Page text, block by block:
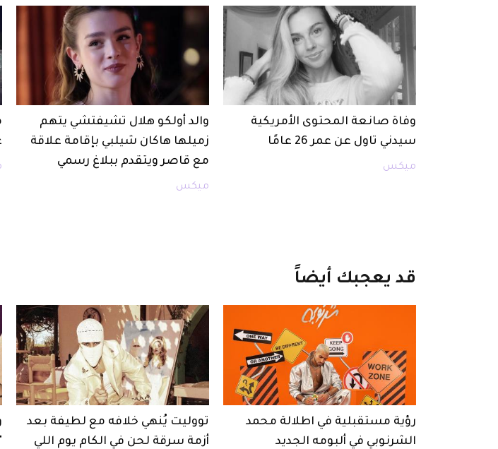
وفاة صانعة المحتوى الأمريكية
سيدني تاول عن عمر 26 عامًا
ميكس
والد أولكو هلال تشيفتشي يتهم
زميلها هاكان شيلبي بإقامة علاقة
مع قاصر ويتقدم ببلاغ رسمي
ميكس
قد يعجبك أيضاً
رؤية مستقبلية في اطلالة محمد
الشرنوبي في ألبومه الجديد
تووليت يُنهي خلافه مع لطيفة بعد
أزمة سرقة لحن في الكام يوم اللي